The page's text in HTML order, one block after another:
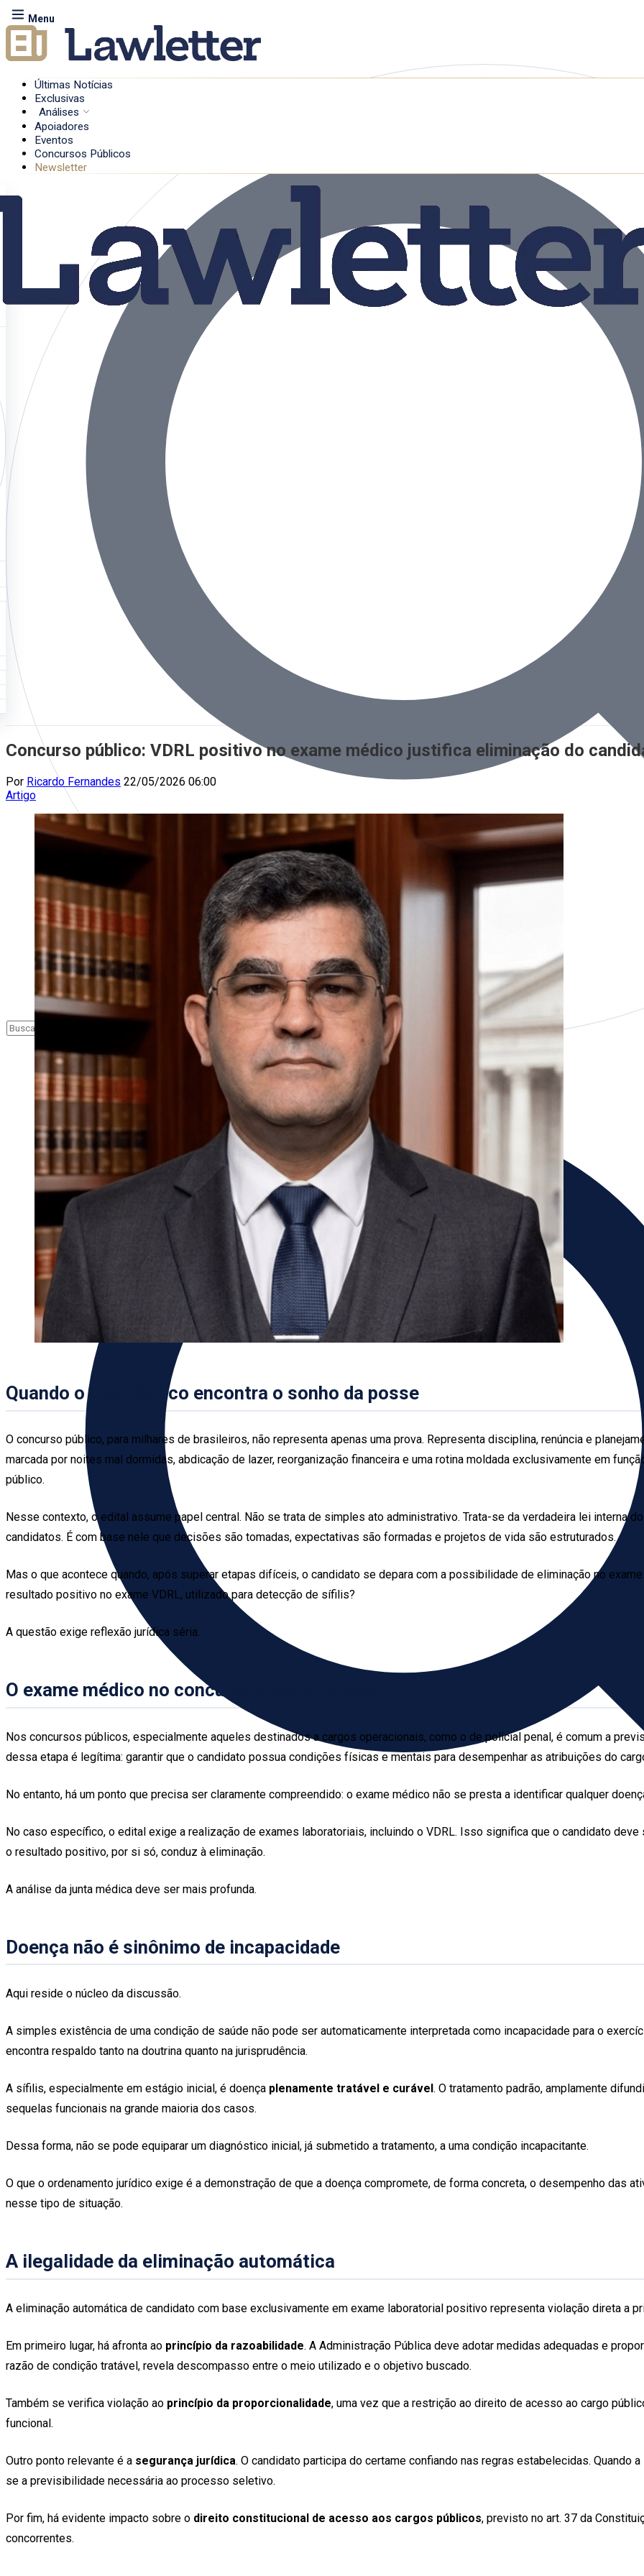
Menu
Últimas Notícias
Exclusivas
Análises
Apoiadores
Eventos
Concursos Públicos
Newsletter
Concurso público: VDRL positivo no exame médico justifica eliminação do
Por Ricardo Fernandes 22/05/2026 06:00
Artigo
Quando o diagnóstico encontra o sonho da posse
O concurso público, para milhares de brasileiros, não representa apenas uma prova. Representa disciplina, renúncia e
marcada por noites mal dormidas, abdicação de lazer, reorganização financeira e uma rotina moldada exclusivamente em
público.
Nesse contexto, o edital assume papel central. Não se trata de simples ato administrativo. Trata-se da verdadeira lei interna
candidatos. É com base nele que decisões são tomadas, expectativas são formadas e projetos de vida são estruturados.
Mas o que acontece quando, após superar etapas difíceis, o candidato se depara com a possibilidade de eliminação no
resultado positivo no exame VDRL, utilizado para detecção de sífilis?
A questão exige reflexão jurídica séria.
O exame médico no concurso e seus limites
Nos concursos públicos, especialmente aqueles destinados a cargos operacionais, como o de policial penal, é comum a
dessa etapa é legítima: garantir que o candidato possua condições físicas e mentais para desempenhar as atribuições do
No entanto, há um ponto que precisa ser claramente compreendido: o exame médico não se presta a identificar qualquer
No caso específico, o edital exige a realização de exames laboratoriais, incluindo o VDRL. Isso significa que o candidato
o resultado positivo, por si só, conduz à eliminação.
A análise da junta médica deve ser mais profunda.
Doença não é sinônimo de incapacidade
Aqui reside o núcleo da discussão.
A simples existência de uma condição de saúde não pode ser automaticamente interpretada como incapacidade para o
encontra respaldo tanto na doutrina quanto na jurisprudência.
A sífilis, especialmente em estágio inicial, é doença plenamente tratável e curável . O tratamento padrão, amplamente
sequelas funcionais na grande maioria dos casos.
Dessa forma, não se pode equiparar um diagnóstico inicial, já submetido a tratamento, a uma condição incapacitante.
O que o ordenamento jurídico exige é a demonstração de que a doença compromete, de forma concreta, o desempenho das
nesse tipo de situação.
A ilegalidade da eliminação automática
A eliminação automática de candidato com base exclusivamente em exame laboratorial positivo representa violação direta a
Em primeiro lugar, há afronta ao princípio da razoabilidade. A Administração Pública deve adotar medidas adequadas e
razão de condição tratável, revela descompasso entre o meio utilizado e o objetivo buscado.
Também se verifica violação ao princípio da proporcionalidade, uma vez que a restrição ao direito de acesso ao cargo
funcional.
Outro ponto relevante é a segurança jurídica. O candidato participa do certame confiando nas regras estabelecidas.
se a previsibilidade necessária ao processo seletivo.
Por fim, há evidente impacto sobre o direito constitucional de acesso aos cargos públicos, previsto no art. 37 da
concorrentes.